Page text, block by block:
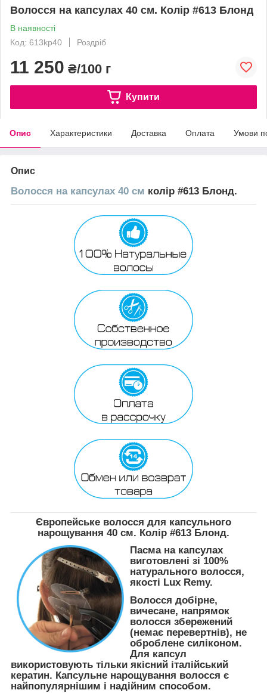
Волосся на капсулах 40 см. Колір #613 Блонд
В наявності
Код: 613kp40
Роздріб
11 250 ₴/100 г
Купити
Опис Характеристики Доставка Оплата Умови
Опис
Волосся на капсулах 40 см колір #613 Блонд.
Європейське волосся для капсульного
нарощування 40 см. Колір #613 Блонд.
Пасма на капсулах
виготовлені зі 100%
натурального волосся,
якості Lux Remy.
Волосся добірне,
вичесане, напрямок
волосся збережений
(немає перевертнів), не
оброблене силіконом.
Для капсул
використовують тільки якісний італійський
кератин. Капсульне нарощування волосся є
найпопулярнішим і надійним способом.